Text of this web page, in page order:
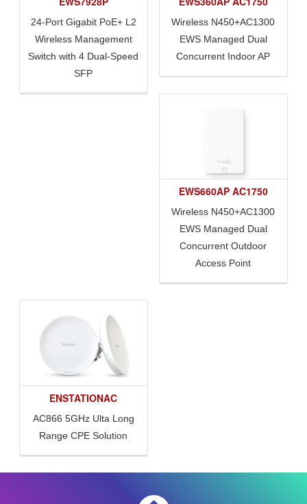
24-Port Gigabit PoE+ L2
Wireless Management
Switch with 4 Dual-Speed
SFP
Wireless N450+AC1300
EWS Managed Dual
Concurrent Indoor AP
EWS660AP AC1750
Wireless N450+AC1300
EWS Managed Dual
Concurrent Outdoor
Access Point
ENSTATIONAC
AC866 5GHz Ulta Long
Range CPE Solution